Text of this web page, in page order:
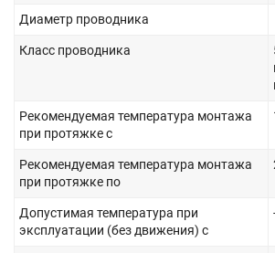
Диаметр проводника
Класс проводника
Рекомендуемая температура монтажа
при протяжке с
Рекомендуемая температура монтажа
при протяжке по
Допустимая температура при
эксплуатации (без движения) с